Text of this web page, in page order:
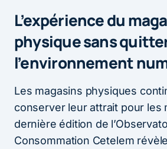
L’expérience du
physique sans
l’environnement
Les magasins physiques
conserver leur attrait pour les
dernière édition de
Consommation Cetelem